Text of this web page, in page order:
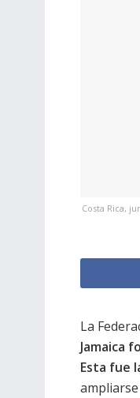
Costa Rica,
La
Jamaica
Esta fue